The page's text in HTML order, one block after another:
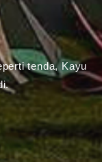
tenda, Kayu